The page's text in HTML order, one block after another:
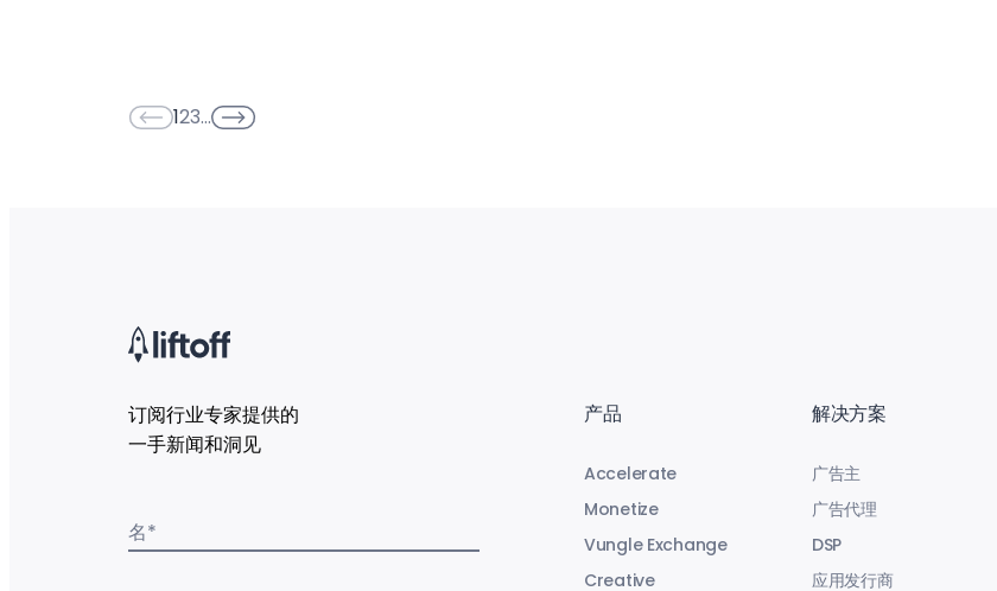
123…
订阅行业专家提供的
一手新闻和洞见
名*
产品
Accelerate
Monetize
Vungle Exchange
Creative
解决方案
广告主
广告代理
DSP
应用发行商